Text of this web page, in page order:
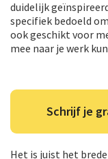
duidelijk
specifiek bedoeld
ook geschikt voor
mee naar je werk
Schrijf je
Het is juist het